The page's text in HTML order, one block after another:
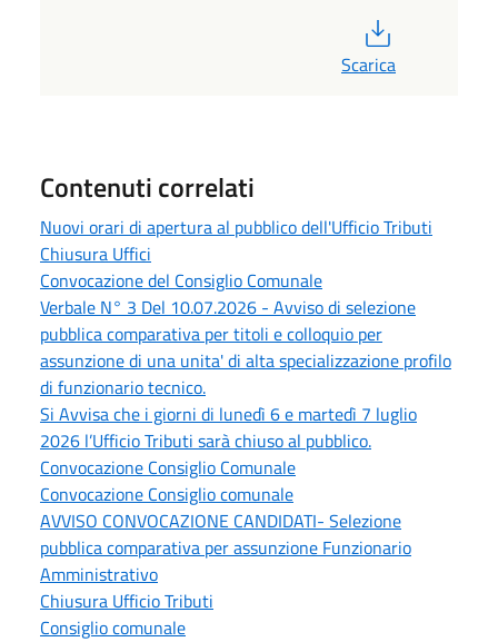
Scarica
Contenuti correlati
Nuovi orari di apertura al pubblico dell'Ufficio Tributi
Chiusura Uffici
Convocazione del Consiglio Comunale
Verbale N° 3 Del 10.07.2026 - Avviso di selezione
pubblica comparativa per titoli e colloquio per
assunzione di una unita' di alta specializzazione profilo
di funzionario tecnico.
Si Avvisa che i giorni di lunedì 6 e martedì 7 luglio
2026 l’Ufficio Tributi sarà chiuso al pubblico.
Convocazione Consiglio Comunale
Convocazione Consiglio comunale
AVVISO CONVOCAZIONE CANDIDATI- Selezione
pubblica comparativa per assunzione Funzionario
Amministrativo
Chiusura Ufficio Tributi
Consiglio comunale